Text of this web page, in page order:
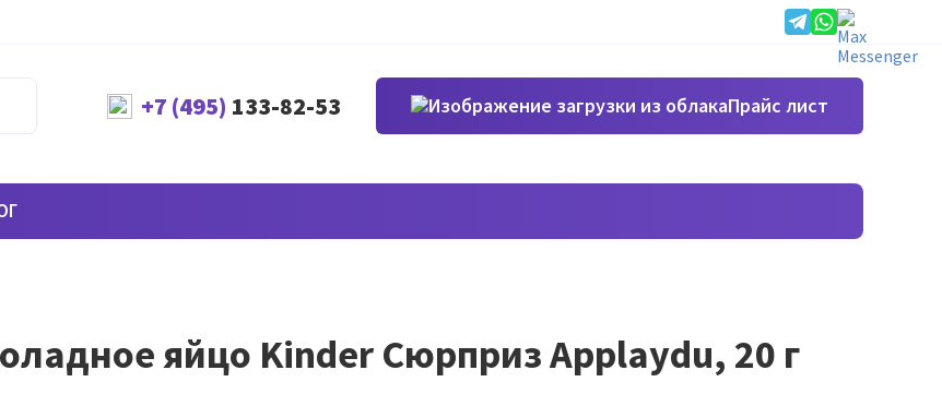
+7 (495) 133-82-53 Прайс лист
яйцо Kinder Сюрприз Applaydu, 20 г